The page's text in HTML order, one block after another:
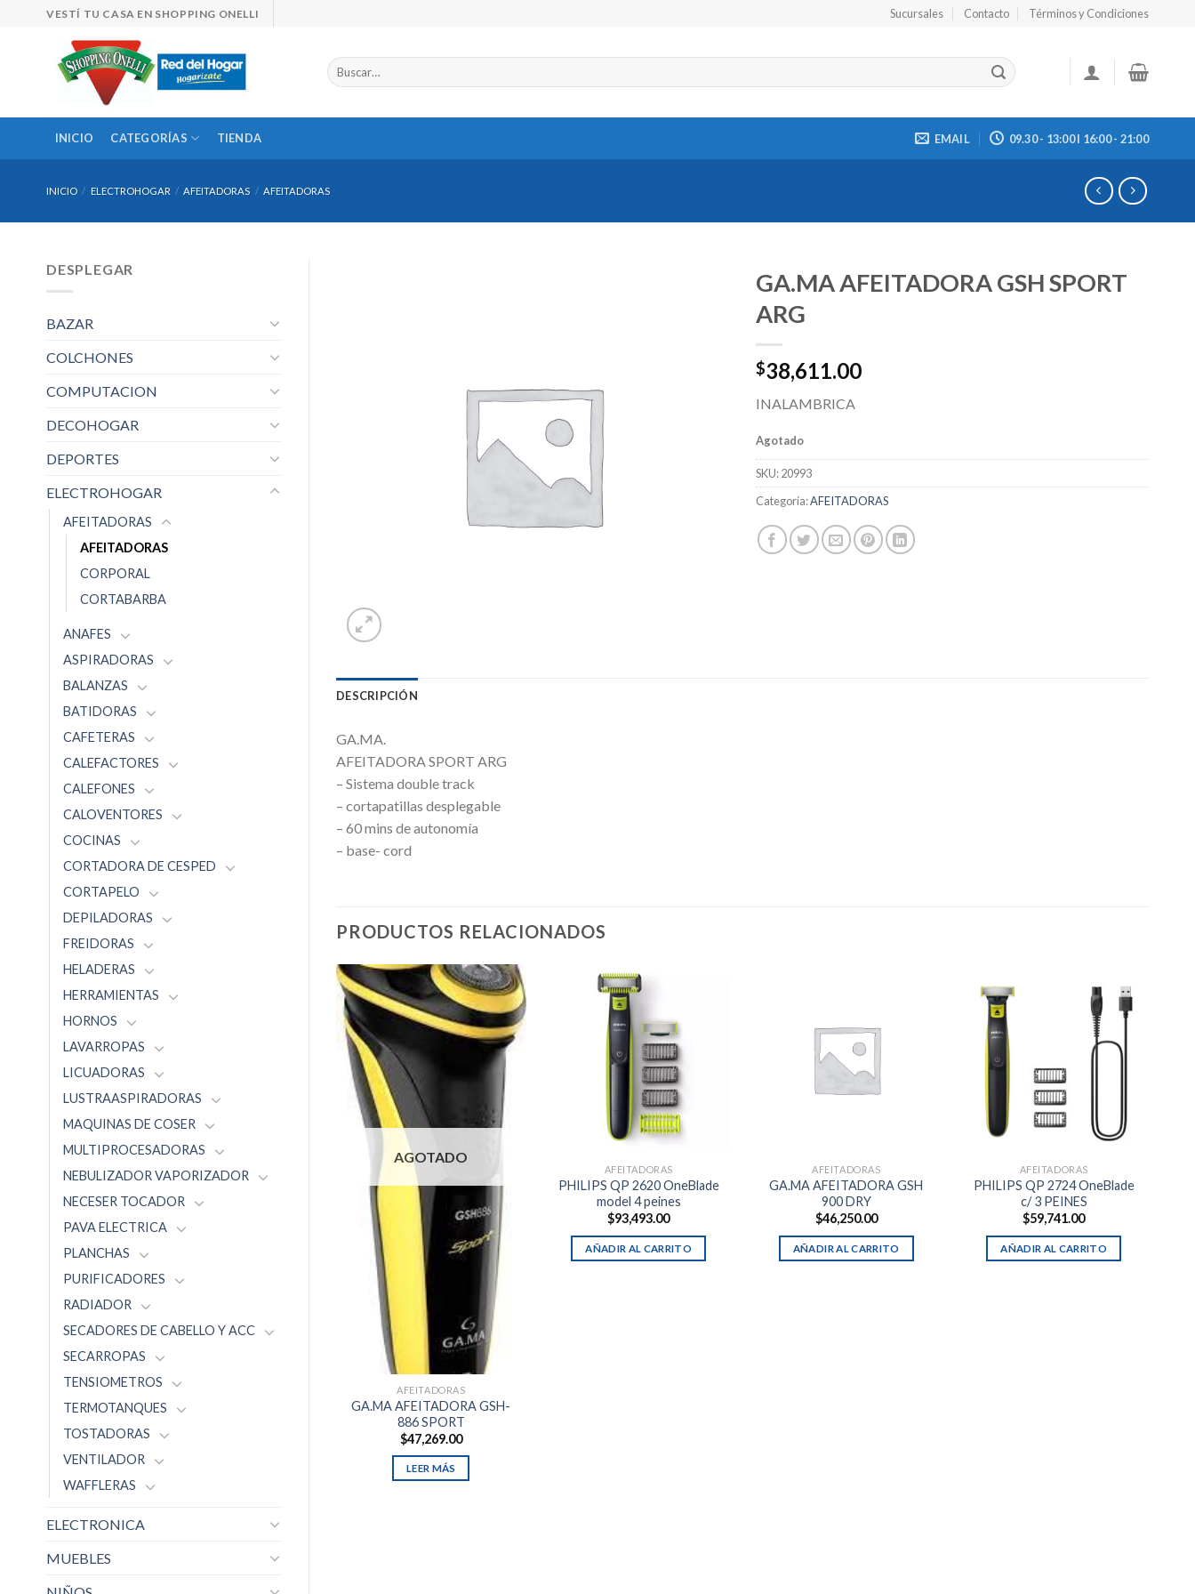
VESTÍ TU CASA EN SHOPPING ONELLI Sucursales Contacto Términos y Condiciones
Buscar
por:
INICIO CATEGORÍAS TIENDA EMAIL 09.30 - 13:00 I 16:00 - 21:00
INICIO / ELECTROHOGAR / AFEITADORAS / AFEITADORAS
DESPLEGAR
BAZAR
COLCHONES
COMPUTACION
DECOHOGAR
DEPORTES
ELECTROHOGAR
AFEITADORAS
AFEITADORAS
CORPORAL
CORTABARBA
ANAFES
ASPIRADORAS
BALANZAS
BATIDORAS
CAFETERAS
CALEFACTORES
CALEFONES
CALOVENTORES
COCINAS
CORTADORA DE CESPED
CORTAPELO
DEPILADORAS
FREIDORAS
HELADERAS
HERRAMIENTAS
HORNOS
LAVARROPAS
LICUADORAS
LUSTRAASPIRADORAS
MAQUINAS DE COSER
MULTIPROCESADORAS
NEBULIZADOR VAPORIZADOR
NECESER TOCADOR
PAVA ELECTRICA
PLANCHAS
PURIFICADORES
RADIADOR
SECADORES DE CABELLO Y ACC
SECARROPAS
TENSIOMETROS
TERMOTANQUES
TOSTADORAS
VENTILADOR
WAFFLERAS
ELECTRONICA
MUEBLES
GA.MA AFEITADORA GSH SPORT
ARG
$38,611.00
INALAMBRICA
Agotado
SKU:20993
Categoría:AFEITADORAS
DESCRIPCIÓN
GA.MA.
AFEITADORA SPORT ARG
– Sistema double track
– cortapatillas desplegable
– 60 mins de autonomía
– base- cord
PRODUCTOS RELACIONADOS
AGOTADO
AFEITADORAS
GA.MA AFEITADORA GSH-
886 SPORT
$47,269.00
LEER MÁS
AFEITADORAS
PHILIPS QP 2620 OneBlade
model 4 peines
$93,493.00
AÑADIR AL CARRITO
AFEITADORAS
GA.MA AFEITADORA GSH
900 DRY
$46,250.00
AÑADIR AL CARRITO
AFEITADORAS
PHILIPS QP 2724 OneBlade
c/ 3 PEINES
$59,741.00
AÑADIR AL CARRITO